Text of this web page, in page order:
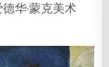
华·蒙克美术